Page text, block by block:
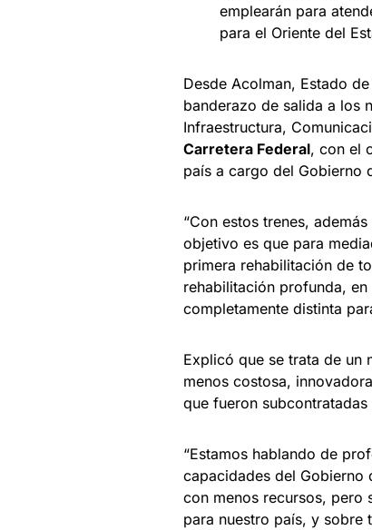
emplearán para
para el Oriente del
Desde Acolman, Estado
banderazo de salida a los
Infraestructura,
Carretera Federal, con el
país a cargo del Gobierno
“Con estos trenes,
objetivo es que para
primera rehabilitación de
rehabilitación profunda,
completamente distinta
Explicó que se trata de un
menos costosa,
que fueron
“Estamos hablando de
capacidades del Gobierno
con menos recursos, pero
para nuestro país, y sobre